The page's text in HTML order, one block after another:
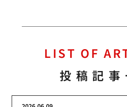
LIST OF
投稿記事